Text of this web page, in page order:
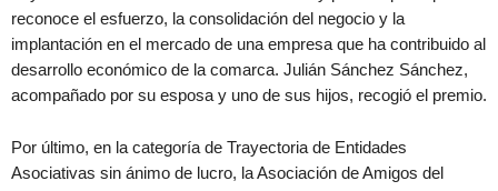
reconoce el esfuerzo, la consolidación del negocio y la
implantación en el mercado de una empresa que ha contribuido al
desarrollo económico de la comarca. Julián Sánchez Sánchez,
acompañado por su esposa y uno de sus hijos, recogió el premio.
Por último, en la categoría de Trayectoria de Entidades
Asociativas sin ánimo de lucro, la Asociación de Amigos del